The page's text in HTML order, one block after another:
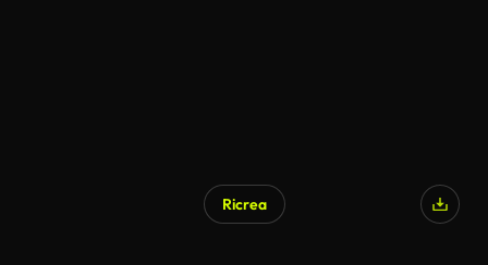
Ricrea